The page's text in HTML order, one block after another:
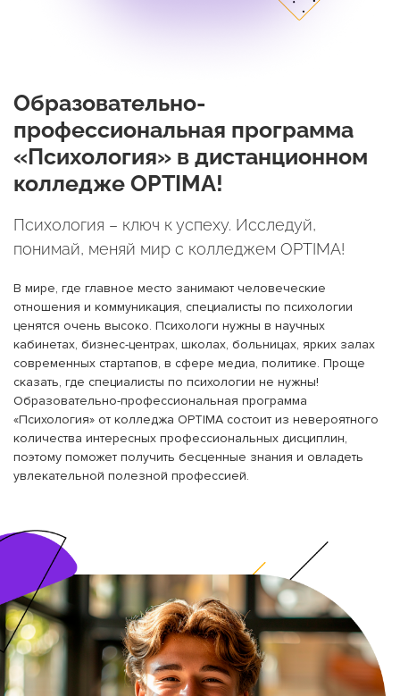
Образовательно-
профессиональная программа
«Психология» в дистанционном
колледже OPTIMA!
Психология – ключ к успеху. Исследуй,
понимай, меняй мир с колледжем OPTIMA!
В мире, где главное место занимают человеческие
отношения и коммуникация, специалисты по психологии
ценятся очень высоко. Психологи нужны в научных
кабинетах, бизнес-центрах, школах, больницах, ярких залах
современных стартапов, в сфере медиа, политике. Проще
сказать, где специалисты по психологии не нужны!
Образовательно-профессиональная программа
«Психология» от колледжа OPTIMA состоит из невероятного
количества интересных профессиональных дисциплин,
поэтому поможет получить бесценные знания и овладеть
увлекательной полезной профессией.